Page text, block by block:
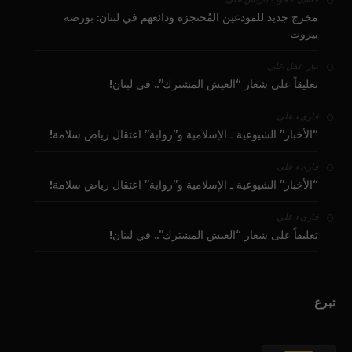
مخرج جديد للمودعين المُحتجزة ودائعهم في لبنان: بورصة
بيروت
بيار عقل على
تعليقاً على شعار “العيش المشترك”.. في لبنان!
قارىء على
“الأخبار” الشيوعية ـ الإسلامية و”رواية” اعتقال رياض سلامة!
قارىء على
“الأخبار” الشيوعية ـ الإسلامية و”رواية” اعتقال رياض سلامة!
قارىء على
تعليقاً على شعار “العيش المشترك”.. في لبنان!
تبرع